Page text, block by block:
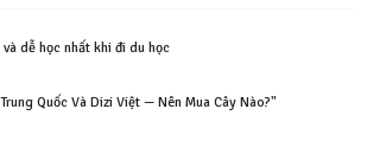
dễ học nhất khi đi du học
Quốc Và Dizi Việt — Nên Mua Cây Nào?"